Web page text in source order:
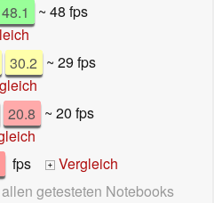
48.1 ~ 48 fps
30.2 ~ 29 fps
20.8 ~ 20 fps
fps +
Vergleich
getesteten Notebooks